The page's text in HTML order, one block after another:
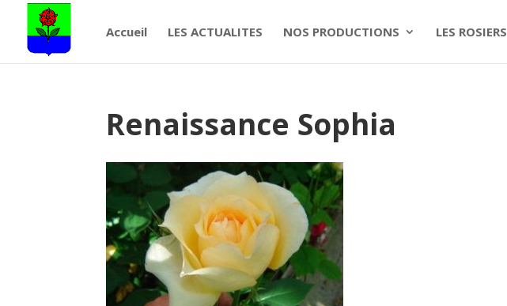
Accueil LES ACTUALITES NOS PRODUCTIONS LES ROSIERS
Renaissance Sophia